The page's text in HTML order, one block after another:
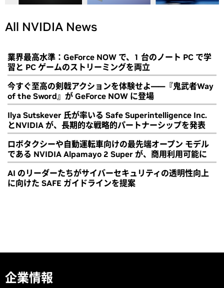
All NVIDIA News
業界最高水準：GeForce NOW で、1 台のノート PC で学
習と PC ゲームのストリーミングを両立
今すぐ至高の剣戟アクションを体験せよ――『鬼武者Way
of the Sword』が GeForce NOW に登場
Ilya Sutskever 氏が率いる Safe Superintelligence Inc.
とNVIDIA が、長期的な戦略的パートナーシップを発表
ロボタクシーや自動運転車向けの最先端オープン モデル
である NVIDIA Alpamayo 2 Super が、商用利用可能に
AI のリーダーたちがサイバーセキュリティの透明性向上
に向けた SAFE ガイドラインを提案
企業情報